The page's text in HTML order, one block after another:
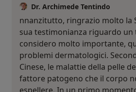
Dr. Archimede Tentindo
nnanzitutto, ringrazio molto la
sua testimonianza riguardo un
considero molto importante,
problemi dermatologici.
Cinese, le malattie della pelle
fattore patogeno che il corpo